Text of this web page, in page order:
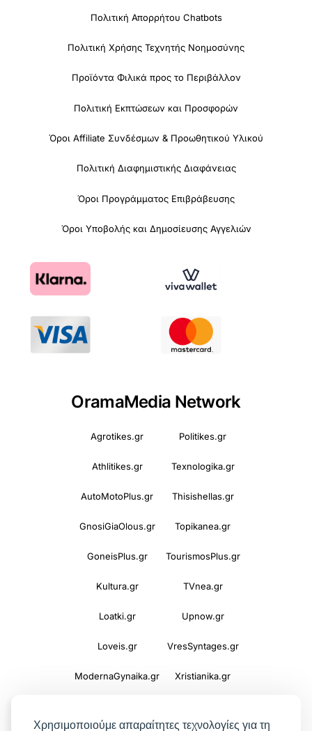
Χρησιμοποιούμε απαραίτητες τεχνολογίες για τη
Πολιτική Απορρήτου Chatbots
Πολιτική Χρήσης Τεχνητής Νοημοσύνης
Προϊόντα Φιλικά προς το Περιβάλλον
Πολιτική Εκπτώσεων και Προσφορών
Όροι Affiliate Συνδέσμων & Προωθητικού Υλικού
Πολιτική Διαφημιστικής Διαφάνειας
Όροι Προγράμματος Επιβράβευσης
Όροι Υποβολής και Δημοσίευσης Αγγελιών
OramaMedia Network
Agrotikes.gr Politikes.gr
Athlitikes.gr Texnologika.gr
AutoMotoPlus.gr Thisishellas.gr
GnosiGiaOlous.gr Topikanea.gr
GoneisPlus.gr TourismosPlus.gr
Kultura.gr TVnea.gr
Loatki.gr Upnow.gr
Loveis.gr VresSyntages.gr
ModernaGynaika.gr Xristianika.gr